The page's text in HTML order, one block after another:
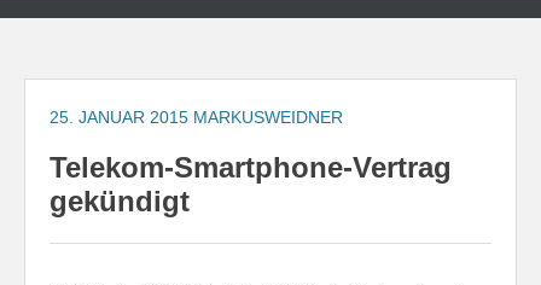
Zum
springen
25. JANUAR 2015 MARKUSWEIDNER
Telekom-Smartphone-Vertrag
gekündigt